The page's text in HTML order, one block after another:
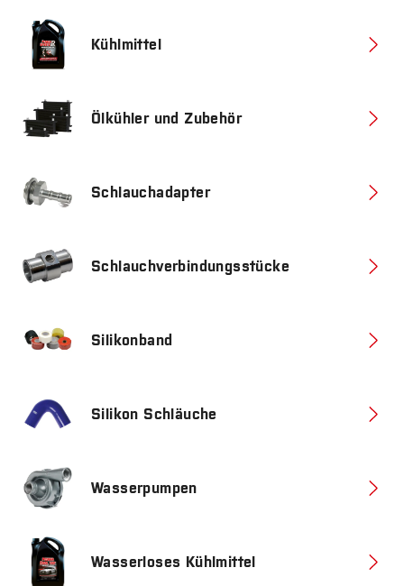
Kühlmittel
Ölkühler und Zubehör
Schlauchadapter
Schlauchverbindungsstücke
Silikonband
Silikon Schläuche
Wasserpumpen
Wasserloses Kühlmittel